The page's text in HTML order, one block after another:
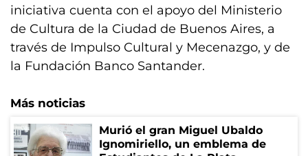
iniciativa cuenta con el apoyo del Ministerio
de Cultura de la Ciudad de Buenos Aires, a
través de Impulso Cultural y Mecenazgo, y de
la Fundación Banco Santander.
Más noticias
Murió el gran Miguel Ubaldo
Ignomiriello, un emblema de